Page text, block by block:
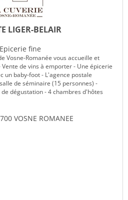
LIGER-BELAIR
fine
Vosne-Romanée vous accueille et
de vins à emporter - Une épicerie
un baby-foot - L'agence postale
de séminaire (15 personnes) -
dégustation - 4 chambres d'hôtes
VOSNE ROMANEE